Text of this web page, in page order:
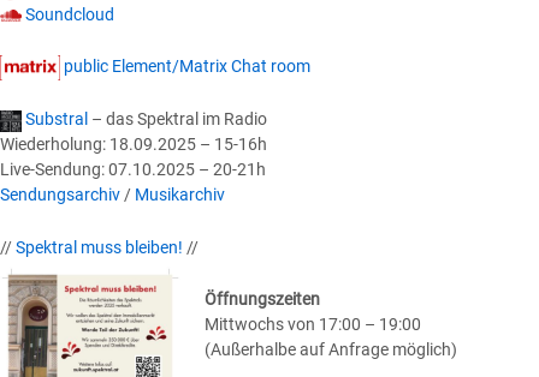
Soundcloud
public Element/Matrix Chat room
Substral – das Spektral im Radio
Wiederholung: 18.09.2025 – 15-16h
Live-Sendung: 07.10.2025 – 20-21h
Sendungsarchiv/ Musikarchiv
//Spektral muss bleiben! //
Öffnungszeiten
Mittwochs von 17:00 – 19:00
(Außerhalbe auf Anfrage möglich)